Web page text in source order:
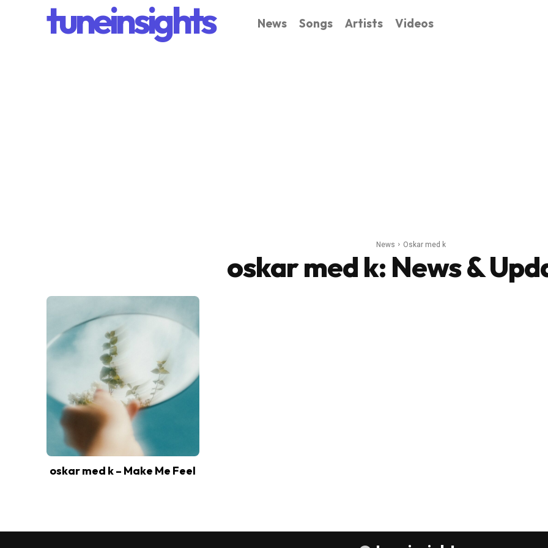
tuneinsights News Songs Artists Videos
News Oskar med k
oskar med k: News &
oskar med k – Make Me Feel